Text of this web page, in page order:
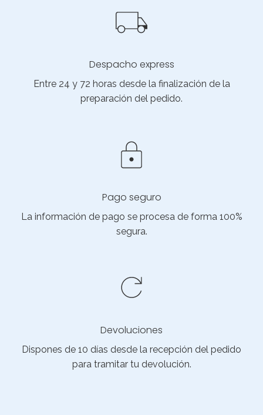
Despacho express
Entre 24 y 72 horas desde la finalización de la
preparación del pedido.
Pago seguro
La información de pago se procesa de forma 100%
segura.
Devoluciones
Dispones de 10 días desde la recepción del pedido
para tramitar tu devolución.